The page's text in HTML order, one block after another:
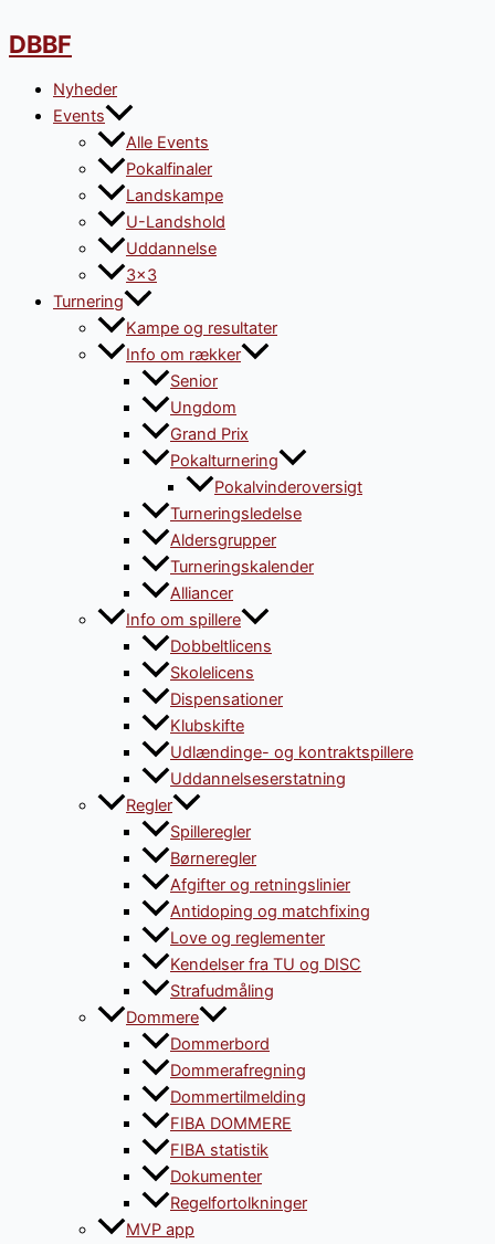
til
DBBF
Nyheder
Events
Alle Events
Pokalfinaler
Landskampe
U-Landshold
Uddannelse
3×3
Turnering
Kampe og resultater
Info om rækker
Senior
Ungdom
Grand Prix
Pokalturnering
Pokalvinderoversigt
Turneringsledelse
Aldersgrupper
Turneringskalender
Alliancer
Info om spillere
Dobbeltlicens
Skolelicens
Dispensationer
Klubskifte
Udlændinge- og kontraktspillere
Uddannelseserstatning
Regler
Spilleregler
Børneregler
Afgifter og retningslinier
Antidoping og matchfixing
Love og reglementer
Kendelser fra TU og DISC
Strafudmåling
Dommere
Dommerbord
Dommerafregning
Dommertilmelding
FIBA DOMMERE
FIBA statistik
Dokumenter
Regelfortolkninger
MVP app